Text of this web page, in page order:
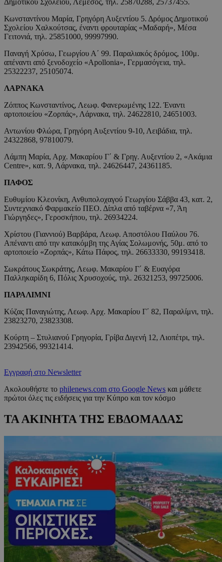
Δημοτικού Σχολείου, Λεμεσός, τηλ. 25870288, 25737455.
Κωνσταντίνου Μαρία, Γρηγόρη Αυξεντίου 5. Δρόμος Δημοτικού
Σχολείου Χαλκούτσας, έναντι φρουταρίας «Μαδαρή», Μέσα
Γειτονιά, τηλ. 25851000, 99997990.
Παναγή Χρύσω, Γεωργίου Α΄ 99. Παραλιακός δρόμος, 100μ.
απέναντι από ξενοδοχείο «Apollonia», Γερμασόγεια, τηλ.
25322237, 25105074.
ΛΑΡΝΑΚΑ
Ζόππος Κωνσταντίνος, Λεωφ. Φανερωμένης 122. Έναντι
αρτοποιείου «Ζορπάς», Λάρνακα, τηλ. 24622810, 24651003.
Αντωνίου Φλώρα, Γρηγόρη Αυξεντίου 9-10, Λειβάδια, τηλ.
24322868, 97810079.
Λάμπη Μαρία, Αρχ. Μακαρίου Γ΄ & Γρηγ. Αυξεντίου 2, «Ακάμια
Centre», κατ. 9, Λάρνακα, τηλ. 24626447, 24361185.
ΠΑΦΟΣ
Ευθυμίου Κλεονίκη, Ανθυπολοχαγού Γεωργίου Σάββα 43, κατ. 2,
Συντεχνιακό Φαρμακείο ΠΕΟ. Δίπλα από ταβέρνα «7, Άη
Γιώργηδες», Γεροσκήπου, τηλ. 26934224.
Χρίστου (Γιαννιού) Βαρβάρα, Λεωφ. Αποστόλου Παύλου 76.
Απέναντι από την κατακόμβη της Αγίας Σολωμονής, 50μ. από το
αρτοποιείο «Ζορπάς», Κάτω Πάφος, τηλ. 26633330, 99193418.
Σωκράτους Σωκράτης, Λεωφ. Μακαρίου Γ΄ & Ευαγόρα
Παλληκαρίδη 6, Πόλις Χρυσοχούς, τηλ. 26321253, 99725006.
ΠΑΡΑΛΙΜΝΙ
Κύζας Παναγιώτης, Λεωφ. Αρχ. Μακαρίου Γ΄ 82, Παραλίμνι, τηλ.
23823270, 23823308.
Κούρτη – Στυλιανού Γρηγορία, Γρίβα Διγενή 12, Λιοπέτρι, τηλ.
23942566, 99321414.
Εγγραφή στο Newsletter
Ακολουθήστε το philenews.com στο Google News και μάθετε
πρώτοι όλες τις ειδήσεις για την Κύπρο και τον κόσμο
ΤΑ ΑΚΙΝΗΤΑ ΤΗΣ ΕΒΔΟΜΑΔΑΣ